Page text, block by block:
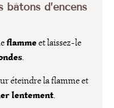
d’encens
flammeet laissez-le
.
éteindre la flamme et
lentement.